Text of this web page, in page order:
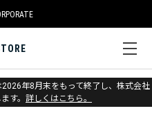
年8月末をもって終了し、株式会社
す。 詳しくはこちら。